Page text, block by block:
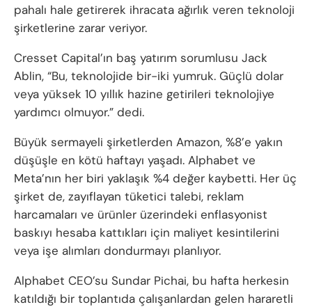
pahalı hale getirerek ihracata ağırlık veren teknoloji
şirketlerine zarar veriyor.
Cresset Capital’ın baş yatırım sorumlusu Jack
Ablin, “Bu, teknolojide bir-iki yumruk. Güçlü dolar
veya yüksek 10 yıllık hazine getirileri teknolojiye
yardımcı olmuyor.” dedi.
Büyük sermayeli şirketlerden Amazon, %8’e yakın
düşüşle en kötü haftayı yaşadı. Alphabet ve
Meta’nın her biri yaklaşık %4 değer kaybetti. Her üç
şirket de, zayıflayan tüketici talebi, reklam
harcamaları ve ürünler üzerindeki enflasyonist
baskıyı hesaba kattıkları için maliyet kesintilerini
veya işe alımları dondurmayı planlıyor.
Alphabet CEO’su Sundar Pichai, bu hafta herkesin
katıldığı bir toplantıda çalışanlardan gelen hararetli